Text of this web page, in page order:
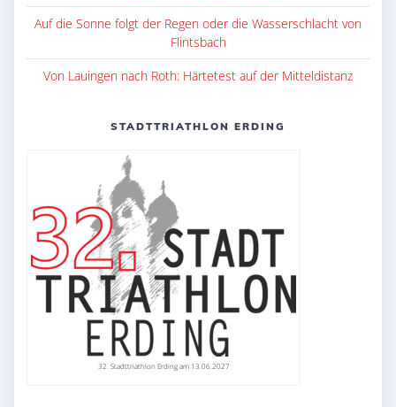
Auf die Sonne folgt der Regen oder die Wasserschlacht von
Flintsbach
Von Lauingen nach Roth: Härtetest auf der Mitteldistanz
STADTTRIATHLON ERDING
32. Stadttriathlon Erding am 13.06.2027